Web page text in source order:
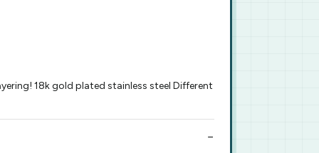
18k gold plated stainless steel Different